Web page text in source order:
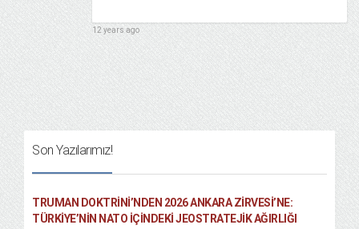
12 years ago
Son Yazılarımız!
TRUMAN DOKTRINI’NDEN 2026 ANKARA ZIRVESI’NE:
TÜRKIYE’NIN NATO İÇINDEKI JEOSTRATEJIK AĞIRLIĞI